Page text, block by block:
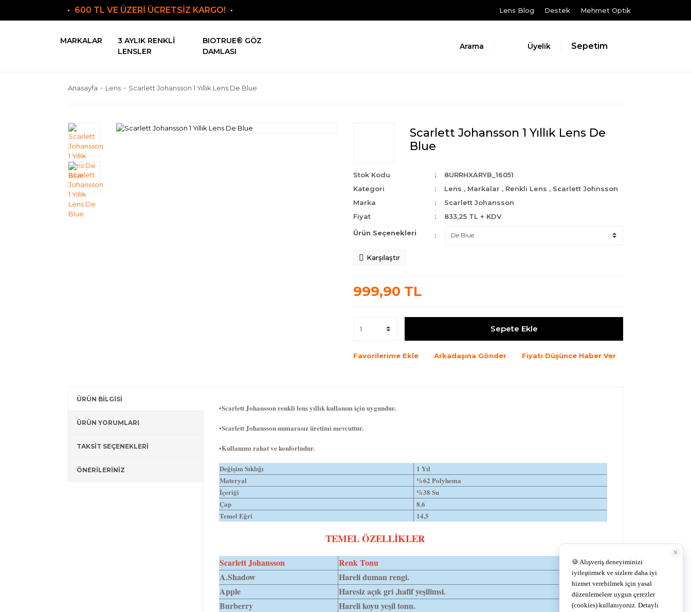
600 TL VE ÜZERİ ÜCRETSİZ KARGO! Lens Blog Destek Mehmet Optik
MARKALAR
3 AYLIK RENKLI
LENSLER
BIOTRUE® GÖZ
DAMLASI
Arama Üyelik Sepetim
Anasayfa Lens Scarlett Johansson 1 Yıllık Lens De Blue
Scarlett Johansson 1 Yıllık Lens De
Blue
Stok Kodu
8URRHXARYB_16051
Kategori
Lens , Markalar , Renkli Lens , Scarlett Johnsson
Marka
Scarlett Johansson
Fiyat
833,25 TL + KDV
Ürün Seçenekleri
Karşılaştır
999,90 TL
Sepete Ekle
Favorilerime Ekle Arkadaşına Gönder Fiyatı Düşünce Haber Ver
ÜRÜN BİLGİSİ
ÜRÜN YORUMLARI
TAKSİT SEÇENEKLERİ
ÖNERİLERİNİZ
•Scarlett Johansson renkli lens yıllık kullanım için uygundur.
•Scarlett Johansson numarasız üretimi mevcuttur.
•Kullanımı rahat ve konforludur.
Değişim Sıklığı
1 Yıl
Materyal
%62 Polyhema
İçeriği
%38 Su
Çap
8.6
Temel Eğri
14,5
TEMEL ÖZELLİKLER
Scarlett Johansson Renk Tonu
Dıa
A.Shadow
Hareli duman rengi.
14,5
Apple
Haresiz açık gri ,hafif yeşilimsi.
14,5
Burberry
Hareli koyu yeşil tonu.
14,5